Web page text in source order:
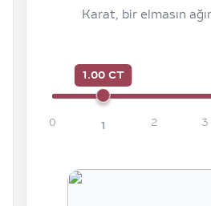
Karat, bir elmasın
1.00 CT
0 1 2 3